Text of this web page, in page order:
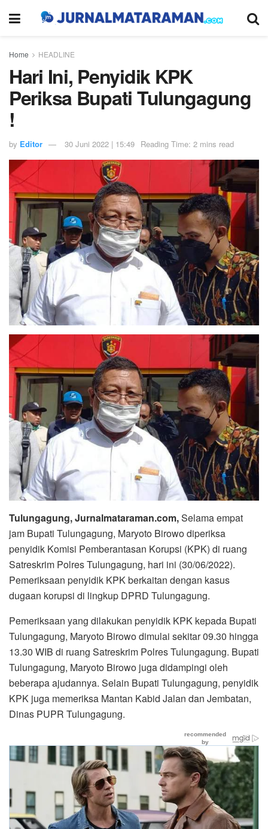
Home HEADLINE
Hari Ini, Penyidik KPK
Periksa Bupati Tulungagung
!
by Editor 30 Juni 2022 | 15:49 Reading Time: 2 mins read
Tulungagung, Jurnalmataraman.com,Selama empat
jam Bupati Tulungagung, Maryoto Birowo diperiksa
penyidik Komisi Pemberantasan Korupsi (KPK) di ruang
Satreskrim Polres Tulungagung, hari ini (30/06/2022).
Pemeriksaan penyidik KPK berkaitan dengan kasus
dugaan korupsi di lingkup DPRD Tulungagung.
Pemeriksaan yang dilakukan penyidik KPK kepada Bupati
Tulungagung, Maryoto Birowo dimulai sekitar 09.30 hingga
13.30 WIB di ruang Satreskrim Polres Tulungagung. Bupati
Tulungagung, Maryoto Birowo juga didampingi oleh
beberapa ajudannya. Selain Bupati Tulungagung, penyidik
KPK juga memeriksa Mantan Kabid Jalan dan Jembatan,
Dinas PUPR Tulungagung.